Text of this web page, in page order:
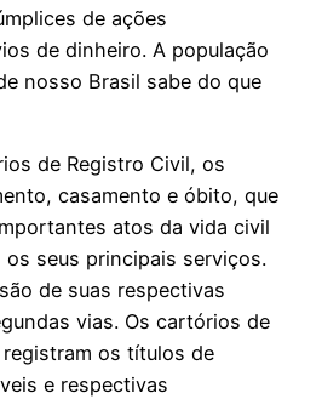
de ações
de dinheiro. A população
nosso Brasil sabe do que
de Registro Civil, os
casamento e óbito, que
atos da vida civil
os seus principais serviços.
de suas respectivas
vias. Os cartórios de
os títulos de
e respectivas